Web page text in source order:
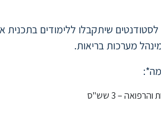
לסטודנטים שיתקבלו ללימודים
– 3 שש"ס